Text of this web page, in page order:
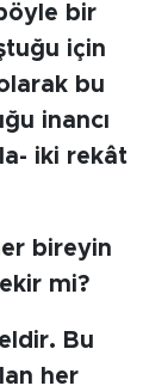
bir
için
bu
inancı
iki rekât
bireyin
mi?
Bu
her